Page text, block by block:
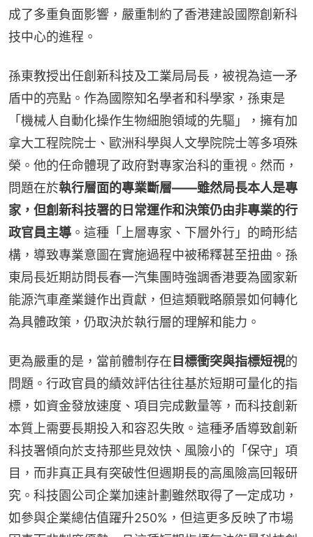
成了多重負面影響，嚴重制約了香港建設國際創新科
技中心的進程。
孫東教授出任創新科技及工業局局長，被視為這一矛
盾中的亮點。作為國際知名學者和科學家，孫東是
「機械人自動化操作生物細胞領域的先驅」，擁有加
拿大工程院院士、歐洲科學與人文學院院士等多項殊
榮。他的任命體現了政府對專家治科的重視。然而，
問題在於執行層面的專業斷層——雖然局長本人是專
家，但創新科技署的日常運作和決策仍由非專業的行
政官員主導 。這種「上層專家、下層外行」的畸形結
構，導致專業意圖在實施過程中被稀釋甚至扭曲。孫
東局長近期訪問長春一汽集團時強調香港要為國家新
能源汽車產業鏈作出貢獻，但這類戰略願景如何轉化
為具體政策，仍取決於執行層的理解和能力。
更為嚴重的是，當前體制存在 目標衝突與指標短視的
問題。行政官員的績效評估往往基於短期可量化的指
標，如資金發放速度、項目完成數量等，而科技創新
本質上需要長期投入和容忍失敗。這種矛盾導致創新
科技署傾向於支持那些見效快、風險小的「保守」項
目，而非真正具有突破性但週期長的高風險高回報研
究。科技園公司企業加速計劃雖然取得了一定成功，
如參與企業總估值躍升250%，但這更多反映了市場